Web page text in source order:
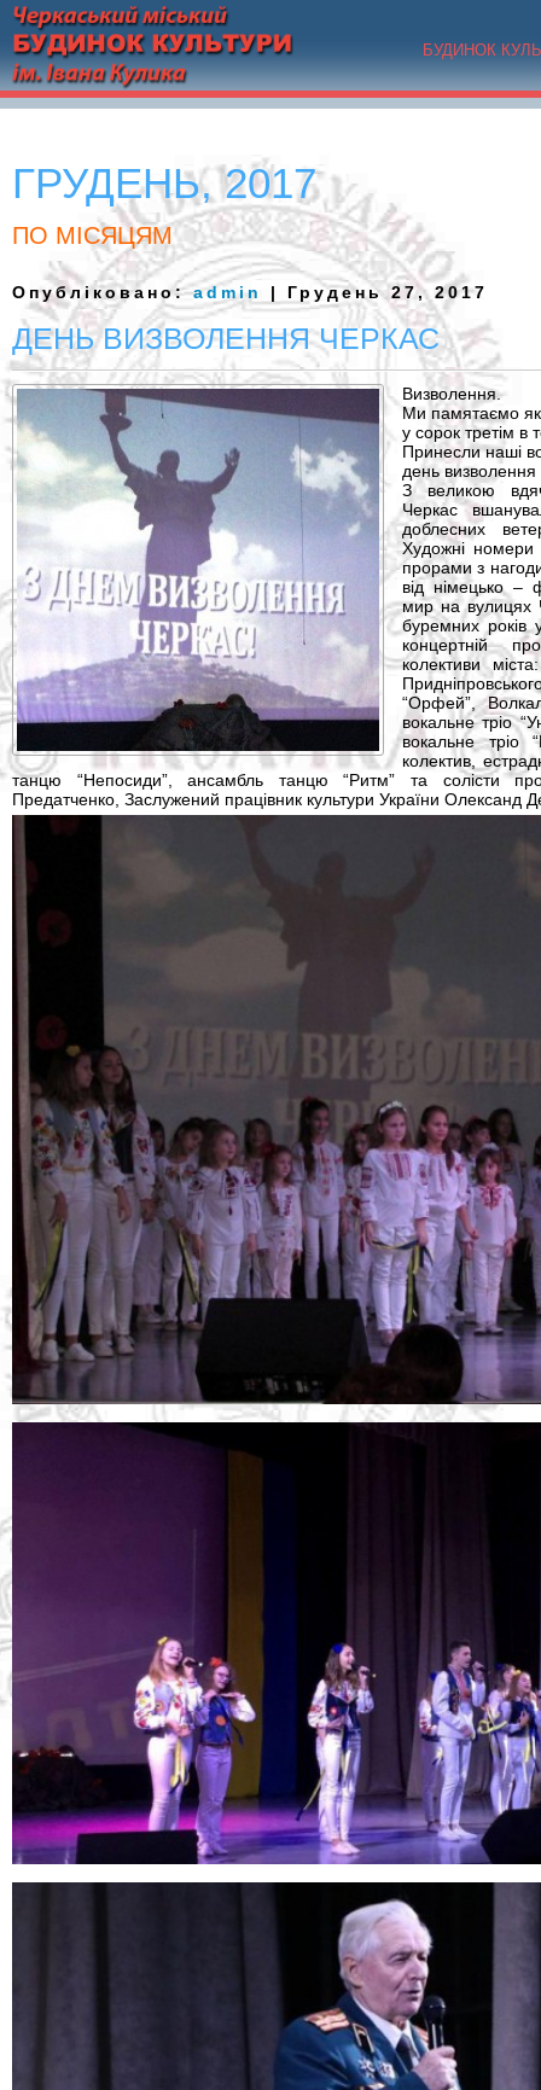
БУДИНОК
ГРУДЕНЬ, 2017
ПО МІСЯЦЯМ
Опубліковано:admin | Грудень 27, 2017
ДЕНЬ ВИЗВОЛЕННЯ ЧЕРКАС
Визволення.
Ми памятаємо
у сорок третім в
Принесли наші
день
З великою
Черкас
доблесних
Художні номери
прорами з
від німецько –
мир на вулицях
буремних років
концертній
колективи
“Орфей”,
вокальне тріо
вокальне тріо
колектив,
танцю “Непосиди”, ансамбль танцю “Ритм” та солісти
Предатченко, Заслужений працівник культури України Олександ